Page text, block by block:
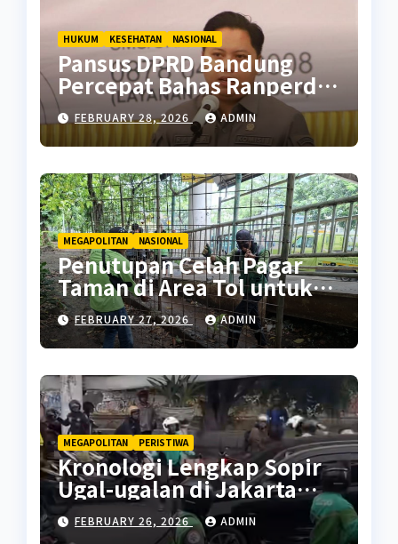
HUKUM KESEHATAN NASIONAL
Pansus DPRD Bandung
Percepat Bahas Ranperda
Pencegahan Seks Berisiko
FEBRUARY 28, 2026 ADMIN
MEGAPOLITAN NASIONAL
Penutupan Celah Pagar
Taman di Area Tol untuk
Cegah Penyalahgunaan
FEBRUARY 27, 2026 ADMIN
MEGAPOLITAN PERISTIWA
Kronologi Lengkap Sopir
Ugal-ugalan di Jakarta
Pusat
FEBRUARY 26, 2026 ADMIN